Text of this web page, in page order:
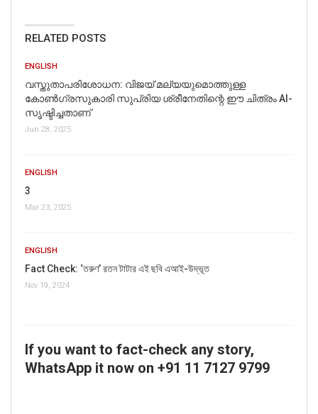
RELATED POSTS
ENGLISH
വസ്തുതാപരിശോധന: വിജയ് മല്യയുമൊത്തുള്ള
കോൺഗ്രസുകാരി സുപ്രിയ ശ്രീനേതിന്റെ ഈ ചിത്രം AI-
സൃഷ്ടിച്ചതാണ്
Jun 28, 2025
ENGLISH
3
Mar 23, 2025
ENGLISH
Fact Check: ‘তরুণ’ রতন টাটার এই ছবি এআই-উদ্ভূত
Nov 19, 2024
If you want to fact-check any story,
WhatsApp it now on +91 11 7127 9799